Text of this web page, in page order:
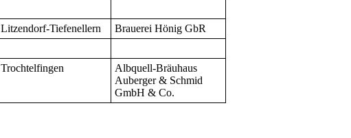
Litzendorf-Tiefenellern Brauerei Hönig GbR
Trochtelfingen
Albquell-Bräuhaus
Auberger & Schmid
GmbH & Co.